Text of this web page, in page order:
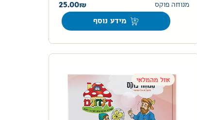
מנוחה פוקס 25.00
מידע נוסף
אזל מהמלאי